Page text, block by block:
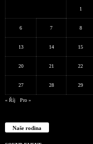
1
6 7 8
13 14 15
20 21 22
27 28 29
« Říj Pro »
Naše rodina